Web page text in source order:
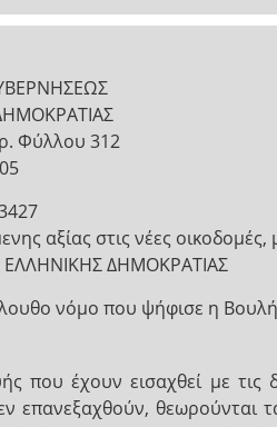
Φύλλου 312
αξίας στις νέες
ΔΗΜΟΚΡΑΤΙΑΣ
νόμο που ψήφισε η
που έχουν εισαχθεί με τις
επανεξαχθούν, θεωρούνται